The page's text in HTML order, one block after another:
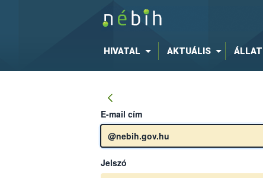
HIVATAL AKTUÁLIS ÁLLAT
E-mail cím
Jelszó